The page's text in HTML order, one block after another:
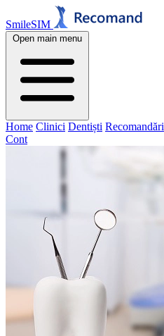
SmileSIM
Open main menu
Home Clinici Dentiști Recomandări
Cont